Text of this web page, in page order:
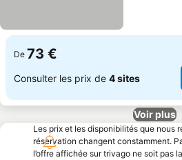
De 73 €
Consulter les prix de 4 sites
Voir plus
Les prix et les disponibilités que nous
réservation changent constamment.
l’offre affichée sur trivago ne soit pas